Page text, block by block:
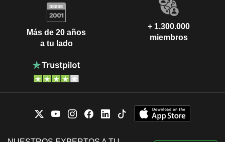
Más de 20 años
a tu lado
+ 1.300.000
miembros